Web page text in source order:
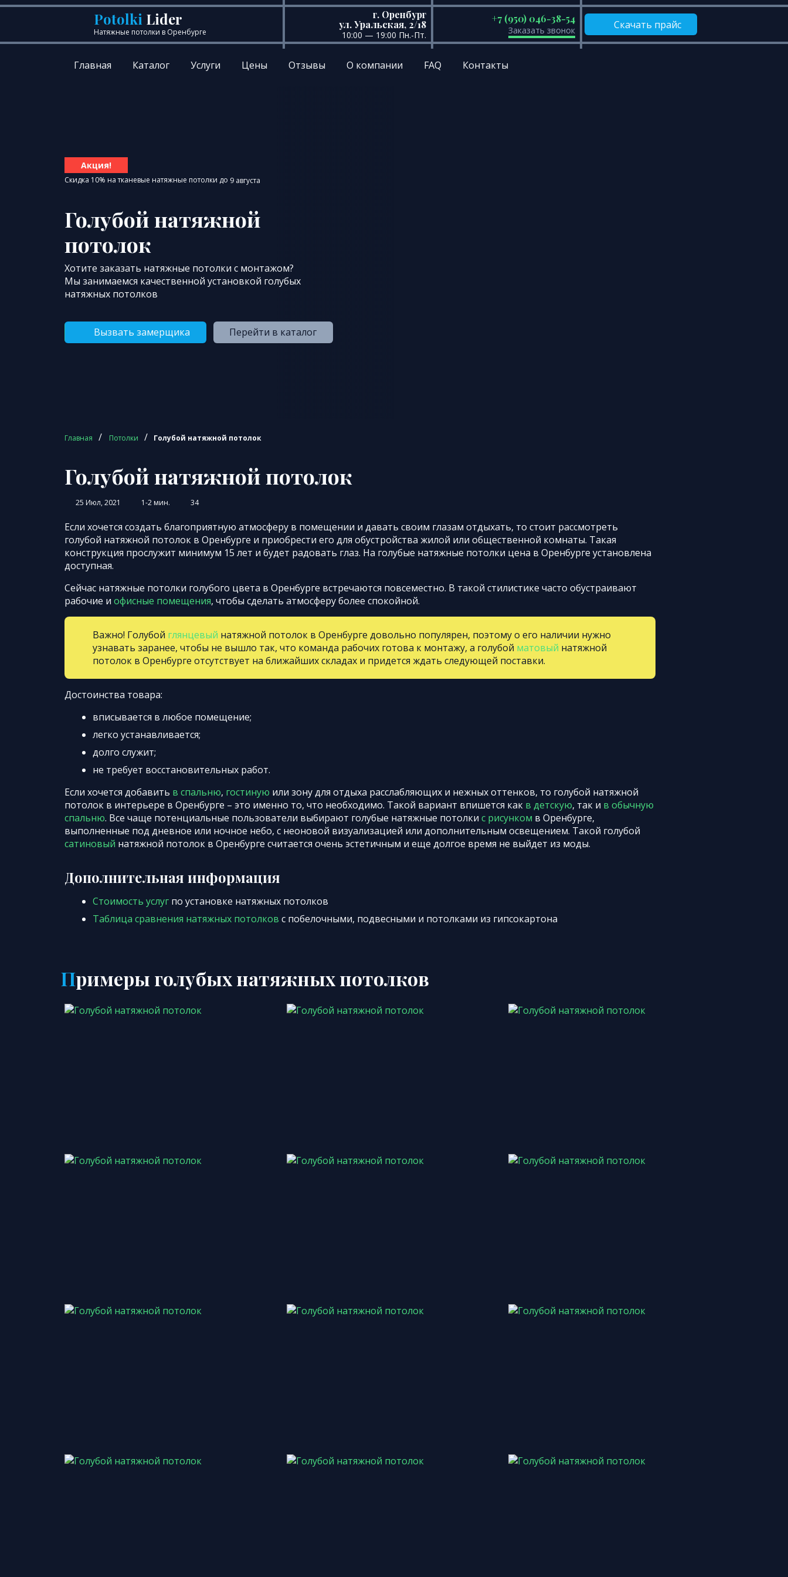
Перейти к содержанию
Potolki Lider
Натяжные потолки в Оренбурге
г. Оренбург
ул. Уральская, 2/18
10:00 — 19:00 Пн.-Пт.
+7 (950) 046-38-54
Заказать звонок Скачать прайс
Главная Каталог Услуги Цены Отзывы О компании FAQ Контакты
Акция!
Скидка 10% на тканевые натяжные потолки до 9 августа
Голубой натяжной
потолок
Хотите заказать натяжные потолки с монтажом?
Мы занимаемся качественной установкой голубых
натяжных потолков
Вызвать замерщика Перейти в каталог
Главная / Потолки / Голубой натяжной потолок
Голубой натяжной потолок
25 Июл, 2021 1-2 мин. 34
Если хочется создать благоприятную атмосферу в помещении и давать своим глазам отдыхать, то стоит рассмотреть
голубой натяжной потолок в Оренбурге и приобрести его для обустройства жилой или общественной комнаты. Такая
конструкция прослужит минимум 15 лет и будет радовать глаз. На голубые натяжные потолки цена в Оренбурге установлена
доступная.
Сейчас натяжные потолки голубого цвета в Оренбурге встречаются повсеместно. В такой стилистике часто обустраивают
рабочие и офисные помещения, чтобы сделать атмосферу более спокойной.
Важно! Голубой глянцевый натяжной потолок в Оренбурге довольно популярен, поэтому о его наличии нужно
узнавать заранее, чтобы не вышло так, что команда рабочих готова к монтажу, а голубой матовый натяжной
потолок в Оренбурге отсутствует на ближайших складах и придется ждать следующей поставки.
Достоинства товара:
вписывается в любое помещение;
легко устанавливается;
долго служит;
не требует восстановительных работ.
Если хочется добавить в спальню, гостиную или зону для отдыха расслабляющих и нежных оттенков, то голубой натяжной
потолок в интерьере в Оренбурге – это именно то, что необходимо. Такой вариант впишется как в детскую, так и в обычную
спальню. Все чаще потенциальные пользователи выбирают голубые натяжные потолки с рисунком в Оренбурге,
выполненные под дневное или ночное небо, с неоновой визуализацией или дополнительным освещением. Такой голубой
сатиновый натяжной потолок в Оренбурге считается очень эстетичным и еще долгое время не выйдет из моды.
Дополнительная информация
Стоимость услуг по установке натяжных потолков
Таблица сравнения натяжных потолков с побелочными, подвесными и потолками из гипсокартона
Примеры голубых натяжных потолков